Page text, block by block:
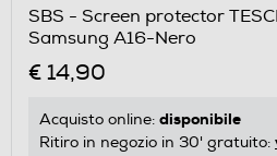
SBS - Screen protector
Samsung A16-Nero
€ 14,90
Acquisto online: disponibile
Ritiro in negozio in 30' gratuito: